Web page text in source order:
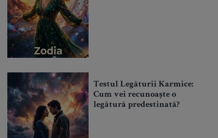
Testul Legăturii Karmice:
Cum vei recunoaște o
legătură predestinată?